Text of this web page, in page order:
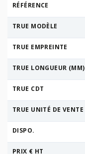
RÉFÉRENCE
TRUE MODÈLE
TRUE EMPREINTE
TRUE LONGUEUR (MM)
TRUE CDT
TRUE UNITÉ DE VENTE
DISPO.
PRIX € HT